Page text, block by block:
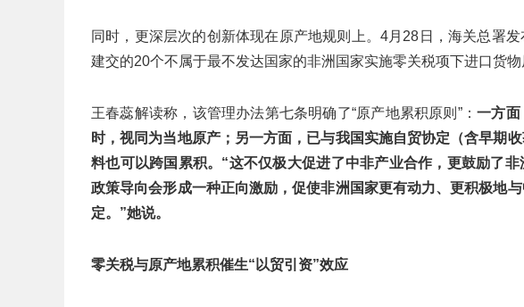
同时，更深层次的创新体现在原产地规则上。4月28日，海关总署
建交的20个不属于最不发达国家的非洲国家实施零关税项下进口货物
王春蕊解读称，该管理办法第七条明确了“原产地累积原则”：一方面
时，视同为当地原产；另一方面，已与我国实施自贸协定（含早期
料也可以跨国累积。“这不仅极大促进了中非产业合作，更鼓励了
政策导向会形成一种正向激励，促使非洲国家更有动力、更积极地
定。”她说。
零关税与原产地累积催生“ 以贸引资”效应